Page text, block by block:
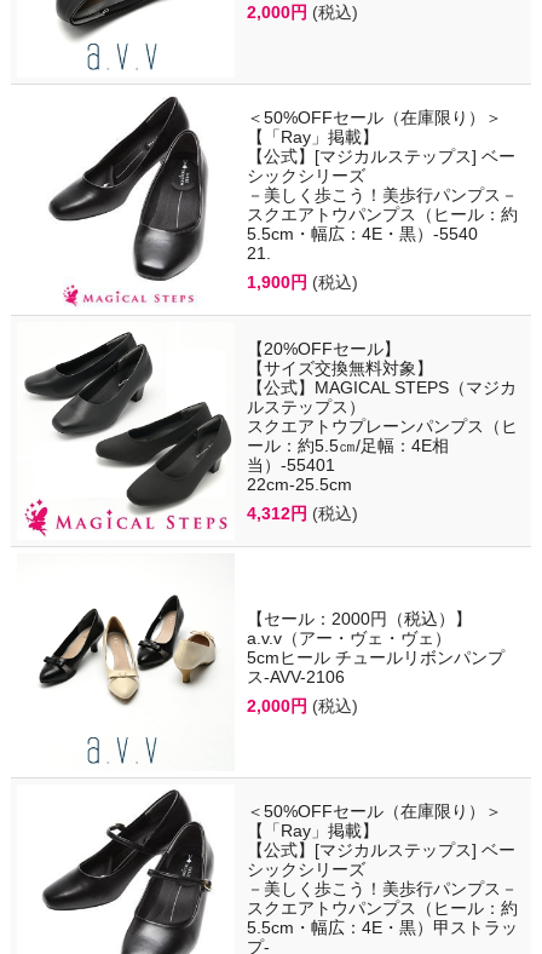
2,000円 (税込)
＜50%OFFセール（在庫限り）＞
【「Ray」掲載】
【公式】[マジカルステップス] ベー
シックシリーズ
－美しく歩こう！美歩行パンプス－
スクエアトウパンプス（ヒール：約
5.5cm・幅広：4E・黒）-5540
21.
1,900円 (税込)
【20%OFFセール】
【サイズ交換無料対象】
【公式】MAGICAL STEPS（マジカ
ルステップス）
スクエアトウプレーンパンプス（ヒ
ール：約5.5㎝/足幅：4E相
当）-55401
22cm-25.5cm
4,312円 (税込)
【セール：2000円（税込）】
a.v.v（アー・ヴェ・ヴェ）
5cmヒール チュールリボンパンプ
ス-AVV-2106
2,000円 (税込)
＜50%OFFセール（在庫限り）＞
【「Ray」掲載】
【公式】[マジカルステップス] ベー
シックシリーズ
－美しく歩こう！美歩行パンプス－
スクエアトウパンプス（ヒール：約
5.5cm・幅広：4E・黒）甲ストラッ
プ-